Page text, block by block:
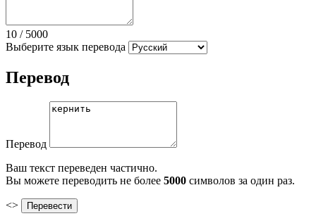
10 / 5000
Выберите язык перевода
Перевод
Перевод
Ваш текст переведен частично.
Вы можете переводить не более 5000 символов за один раз.
<>